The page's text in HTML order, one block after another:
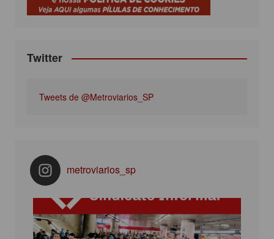
m
Twitter
Tweets de @Metroviarios_SP
metroviarios_sp